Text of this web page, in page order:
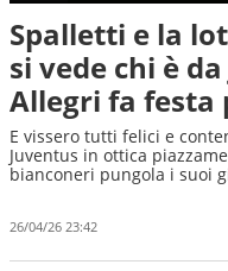
Spalletti e la
si vede chi è
Allegri fa festa
E vissero tutti felici e
Juventus in ottica
bianconeri pungola i suoi
26/04/26 23:42